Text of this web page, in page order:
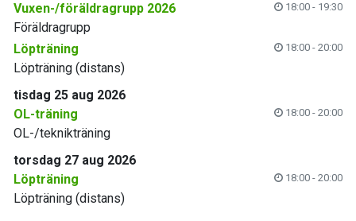
Vuxen-/föräldragrupp 2026
18:00 - 19:30
Föräldragrupp
Löpträning
18:00 - 20:00
Löpträning (distans)
tisdag 25 aug 2026
OL-träning
18:00 - 20:00
OL-/teknikträning
torsdag 27 aug 2026
Löpträning
18:00 - 20:00
Löpträning (distans)